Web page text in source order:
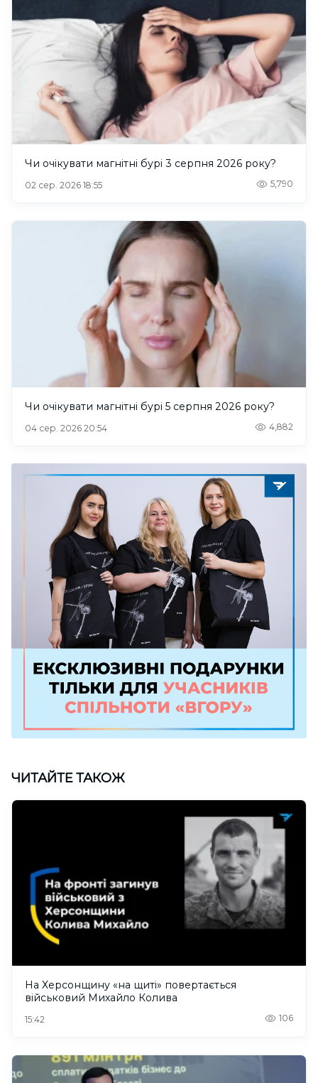
Чи очікувати магнітні бурі 3 серпня 2026 року?
02 сер. 2026 18:55 5,790
Чи очікувати магнітні бурі 5 серпня 2026 року?
04 сер. 2026 20:54 4,882
ЧИТАЙТЕ ТАКОЖ
На Херсонщину «на щиті» повертається
військовий Михайло Колива
15:42 106